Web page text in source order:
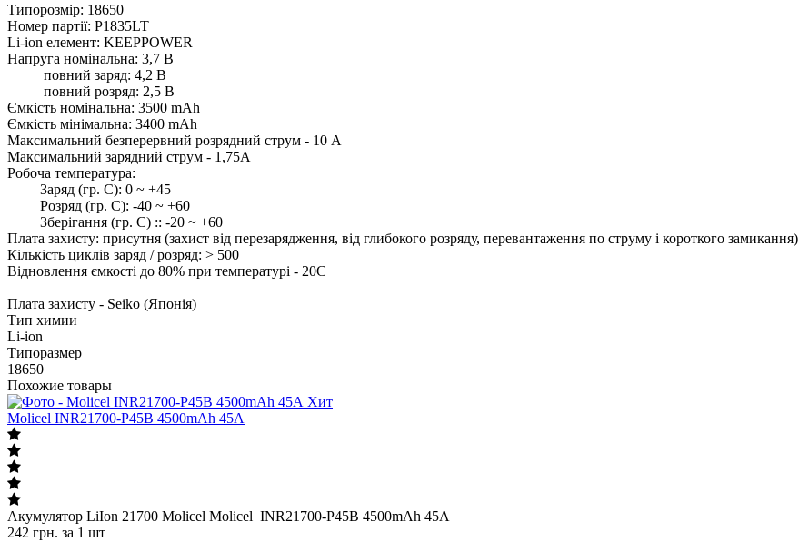
Типорозмір: 18650
Номер партії: P1835LT
Li-ion елемент: KEEPPOWER
Напруга номінальна: 3,7 В
повний заряд: 4,2 В
повний розряд: 2,5 В
Ємкість номінальна: 3500 mAh
Ємкість мінімальна: 3400 mAh
Максимальний безперервний розрядний струм - 10 А
Максимальний зарядний струм - 1,75А
Робоча температура:
Заряд (гр. С): 0 ~ +45
Розряд (гр. С): -40 ~ +60
Зберігання (гр. С) :: -20 ~ +60
Плата захисту: присутня (захист від перезарядження, від глибокого розряду, перевантаження по струму і короткого замикання)
Кількість циклів заряд / розряд: > 500
Відновлення ємкості до 80% при температурі - 20С
Плата захисту - Seiko (Японія)
Тип химии
Li-ion
Типоразмер
18650
Похожие товары
Хит
Molicel INR21700-P45B 4500mAh 45A
Акумулятор LiIon 21700 Molicel Molicel INR21700-P45B 4500mAh 45A
242 грн. за 1 шт